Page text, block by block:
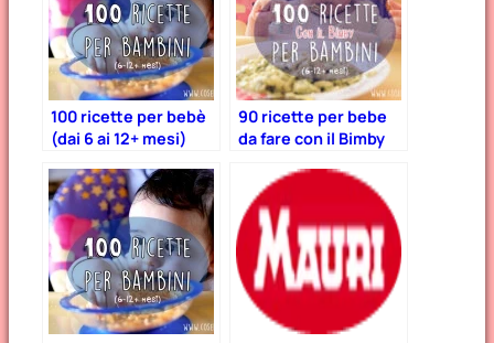
100 ricette per bebè
(dai 6 ai 12+ mesi)
90 ricette per bebe
da fare con il Bimby